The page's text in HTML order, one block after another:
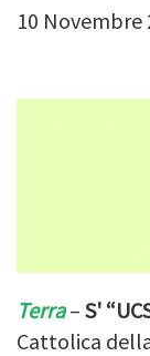
10 Novembre
Terra– S'
Cattolica